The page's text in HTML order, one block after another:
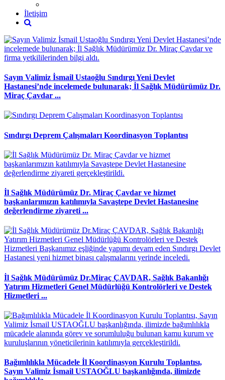
İletişim
Sayın Valimiz İsmail Ustaoğlu Sındırgı Yeni Devlet
Hastanesi’nde incelemede bulunarak; İl Sağlık Müdürümüz Dr.
Miraç Çavdar ...
Sındırgı Deprem Çalışmaları Koordinasyon Toplantısı
İl Sağlık Müdürümüz Dr. Miraç Çavdar ve hizmet
başkanlarımızın katılımıyla Savaştepe Devlet Hastanesine
değerlendirme ziyareti ...
İl Sağlık Müdürümüz Dr.Miraç ÇAVDAR, Sağlık Bakanlığı
Yatırım Hizmetleri Genel Müdürlüğü Kontrolörleri ve Destek
Hizmetleri ...
Bağımlılıkla Mücadele İl Koordinasyon Kurulu Toplantısı,
Sayın Valimiz İsmail USTAOĞLU başkanlığında, ilimizde